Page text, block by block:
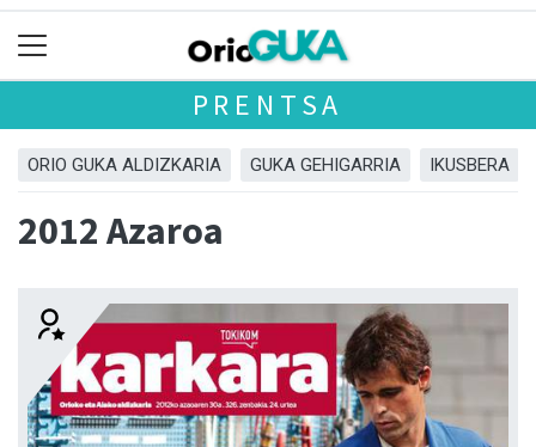
PRENTSA
ORIO GUKA ALDIZKARIA GUKA GEHIGARRIA IKUSBERA
2012 Azaroa